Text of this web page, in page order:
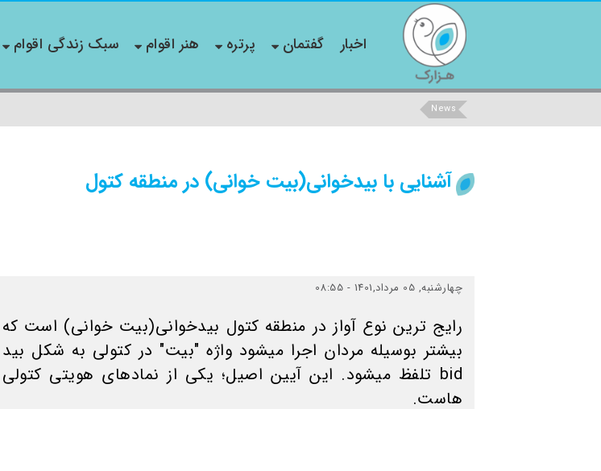
اخبار گفتمان پرتره هنر اقوام سبک زندگی اقوام
News
آشنایی با بیدخوانی(بیت خوانی) در منطقه کتول
چهارشنبه, 05 مرداد,1401 - 08:55
رایج ترین نوع آواز در منطقه کتول بیدخوانی(بیت خوانی) است که
بیشتر بوسیله مردان اجرا میشود‌ واژه "بیت" در کتولی به شکل بید
bid تلفظ میشود. این آیین اصیل؛ یکی از نمادهای هویتی کتولی
هاست.